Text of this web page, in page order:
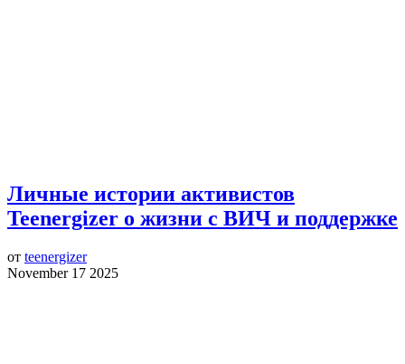
Личные истории активистов
Teenergizer о жизни с ВИЧ и поддержке
от teenergizer
November 17 2025